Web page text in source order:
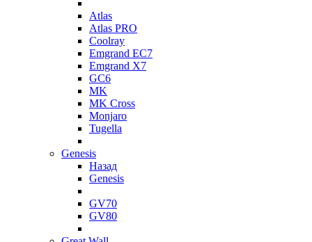
Atlas
Atlas PRO
Coolray
Emgrand EC7
Emgrand X7
GC6
MK
MK Cross
Monjaro
Tugella
Genesis
Назад
Genesis
GV70
GV80